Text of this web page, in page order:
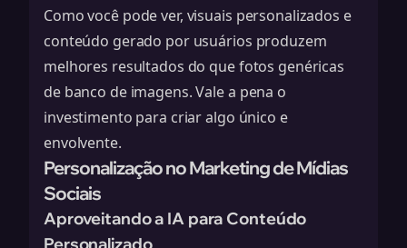
Como você pode ver, visuais personalizados e
conteúdo gerado por usuários produzem
melhores resultados do que fotos genéricas
de banco de imagens. Vale a pena o
investimento para criar algo único e
envolvente.
Personalização no Marketing de Mídias
Sociais
Aproveitando a IA para Conteúdo